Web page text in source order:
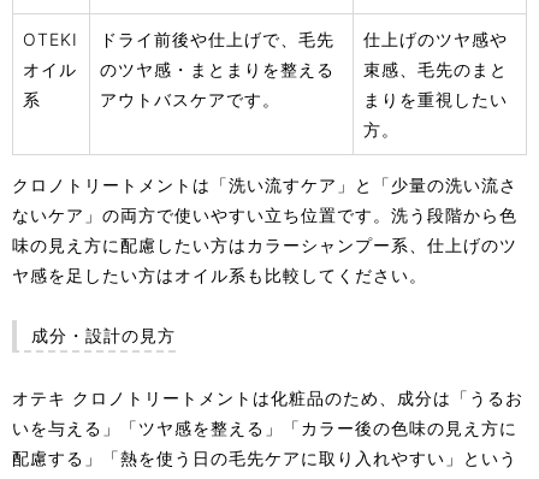
OTEKI
オイル
系
ドライ前後や仕上げで、毛先
のツヤ感・まとまりを整える
アウトバスケアです。
仕上げのツヤ感や
束感、毛先のまと
まりを重視したい
方。
クロノトリートメントは「洗い流すケア」と「少量の洗い流さ
ないケア」の両方で使いやすい立ち位置です。洗う段階から色
味の見え方に配慮したい方はカラーシャンプー系、仕上げのツ
ヤ感を足したい方はオイル系も比較してください。
成分・設計の見方
オテキ クロノトリートメントは化粧品のため、成分は「うるお
いを与える」「ツヤ感を整える」「カラー後の色味の見え方に
配慮する」「熱を使う日の毛先ケアに取り入れやすい」という